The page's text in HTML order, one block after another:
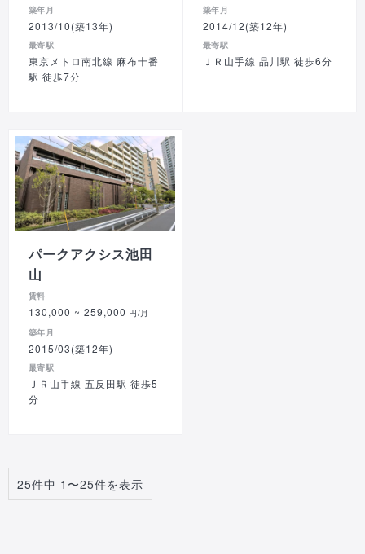
築年月
2013/10(築13年)
最寄駅
東京メトロ南北線 麻布十番
駅 徒歩7分
築年月
2014/12(築12年)
最寄駅
ＪＲ山手線 品川駅 徒歩6分
パークアクシス池田
山
賃料
130,000 ~ 259,000 円/月
築年月
2015/03(築12年)
最寄駅
ＪＲ山手線 五反田駅 徒歩5
分
25件中 1〜25件を表示